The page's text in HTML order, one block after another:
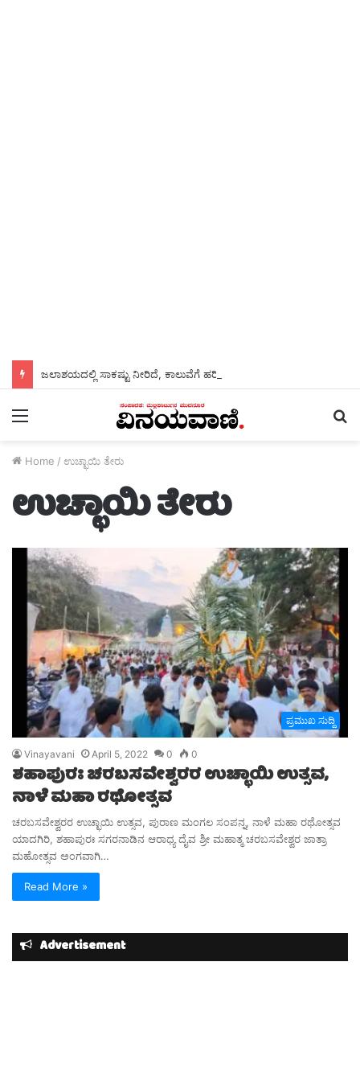
ಜಲಾಶಯದಲ್ಲಿ ಸಾಕಷ್ಟು ನೀರಿದೆ, ಕಾಲುವೆಗೆ ಹರಿಸಿ- ಯಾಳಗಿ
Menu
Home / ಉಚ್ಛಾಯಿ ತೇರು
ಉಚ್ಛಾಯಿ ತೇರು
ಪ್ರಮುಖ ಸುದ್ದಿ
Vinayavani April 5, 2022 0 0
ಶಹಾಪುರಃ ಚರಬಸವೇಶ್ವರರ ಉಚ್ಛಾಯಿ ಉತ್ಸವ,
ನಾಳೆ ಮಹಾ ರಥೋತ್ಸವ
ಚರಬಸವೇಶ್ವರರ ಉಚ್ಛಾಯಿ ಉತ್ಸವ, ಪುರಾಣ ಮಂಗಲ ಸಂಪನ್ನ, ನಾಳೆ ಮಹಾ ರಥೋತ್ಸವ
ಯಾದಗಿರಿ, ಶಹಾಪುರಃ ಸಗರನಾಡಿನ ಆರಾಧ್ಯ ದೈವ ಶ್ರೀ ಮಹಾತ್ಮ ಚರಬಸವೇಶ್ವರ ಜಾತ್ರಾ
ಮಹೋತ್ಸವ ಅಂಗವಾಗಿ‌…
Read More »
Advertisement